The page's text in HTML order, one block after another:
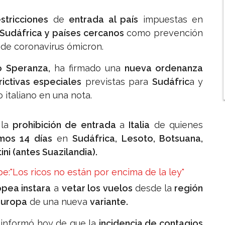
de entrada al país impuestas en
y países cercanos como prevención
coronavirus ómicron.
Speranza, ha firmado una nueva ordenanza
especiales previstas para Sudáfrica y
italiano en una nota.
prohibición de entradaa Italia de quienes
14 días enSudáfrica, Lesoto, Botsuana,
(antes Suazilandia).
ricos no están por encima de la ley"
instara a vetar los vuelos desde la región
de una nueva variante.